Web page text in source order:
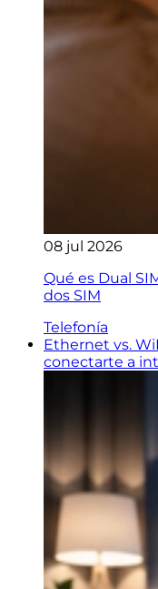
08 jul 2026
Qué es Dual
dos SIM
Telefonía
Ethernet vs.
conectarte a